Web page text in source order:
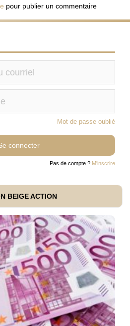
pour publier un commentaire
Mot de passe oublié
Pas de compte ? M'inscrire
BEIGE ACTION